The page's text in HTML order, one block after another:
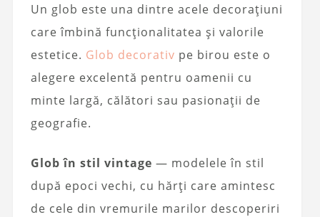
Un glob este una dintre acele decorațiuni
care îmbină funcționalitatea și valorile
estetice. Glob decorativ pe birou este o
alegere excelentă pentru oamenii cu
minte largă, călători sau pasionații de
geografie.
Glob în stil vintage — modelele în stil
după epoci vechi, cu hărți care amintesc
de cele din vremurile marilor descoperiri